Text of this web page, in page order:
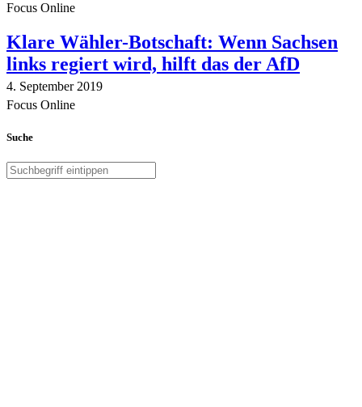
Focus Online
Klare Wähler-Botschaft: Wenn Sachsen
links regiert wird, hilft das der AfD
4. September 2019
Focus Online
Suche